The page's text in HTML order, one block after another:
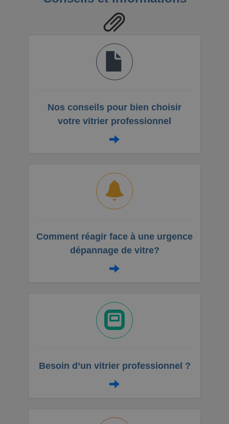
Nos conseils pour bien choisir
votre vitrier professionnel
Comment réagir face à une urgence
dépannage de vitre?
Besoin d’un vitrier professionnel ?